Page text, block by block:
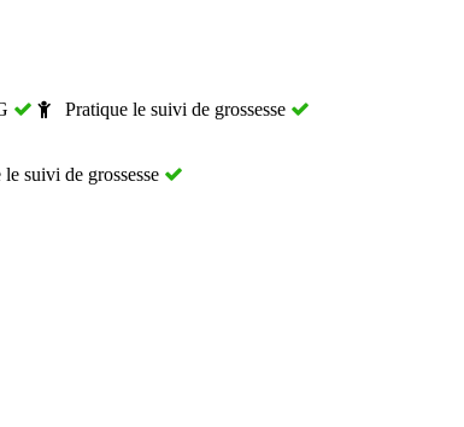
Pratique le suivi de grossesse
suivi de grossesse